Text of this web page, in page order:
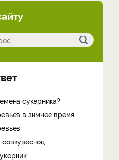
сукерника?
в зимнее время